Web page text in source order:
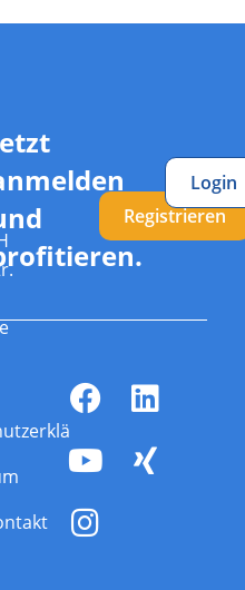
Registrieren
Login